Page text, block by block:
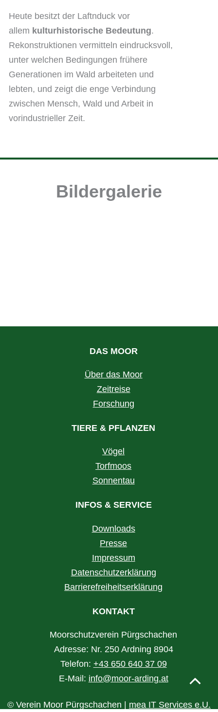
Heute besitzt der Laftnduck vor
allem kulturhistorische Bedeutung.
Rekonstruktionen vermitteln eindrucksvoll,
unter welchen Bedingungen frühere
Generationen im Wald arbeiteten und
lebten, und zeigt die enge Verbindung
zwischen Mensch, Wald und Arbeit in
vorindustrieller Zeit.
Bildergalerie
DAS MOOR
Über das Moor
Zeitreise
Forschung
TIERE & PFLANZEN
Vögel
Torfmoos
Sonnentau
INFOS & SERVICE
Downloads
Presse
Impressum
Datenschutzerklärung
Barrierefreiheitserklärung
KONTAKT
Moorschutzverein Pürgschachen
Adresse: Nr. 250 Ardning 8904
Telefon: +43 650 640 37 09
E-Mail: info@moor-arding.at
© Verein Moor Pürgschachen | mea IT Services e.U.